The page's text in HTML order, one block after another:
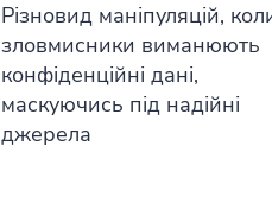
Різновид маніпуляцій,
зловмисники виманюють
конфіденційні дані,
маскуючись під надійні
джерела